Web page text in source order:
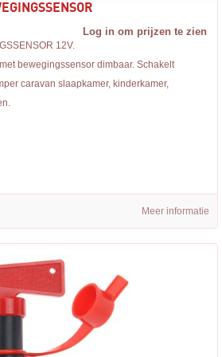
Log in om prijzen te zien
12V.
bewegingssensor dimbaar. Schakelt
caravan slaapkamer, kinderkamer,
Meer informatie